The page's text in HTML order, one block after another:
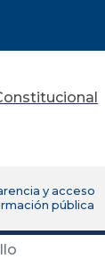
y acceso
pública